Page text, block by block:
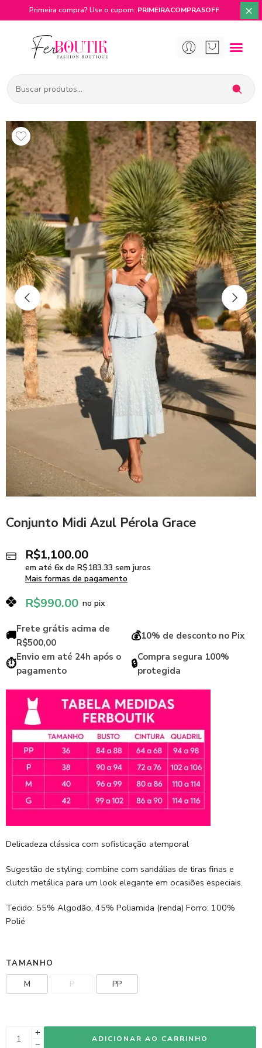
Primeira compra? Use o cupom: PRIMEIRACOMPRA5OFF ×
Conjunto Midi Azul Pérola Grace
R$1,100.00
em até 6x de R$183.33 sem juros
Mais formas de pagamento
R$990.00 no pix
🚚Frete grátis acima de
R$500,00
💰10% de desconto no Pix
⏱️Envio em até 24h após o
pagamento
🔒Compra segura 100%
protegida
Delicadeza clássica com sofisticação atemporal
Sugestão de styling: combine com sandálias de tiras finas e
clutch metálica para um look elegante em ocasiões especiais.
Tecido: 55% Algodão, 45% Poliamida (renda) Forro: 100%
Polié
TAMANHO
M P PP
ADICIONAR AO CARRINHO